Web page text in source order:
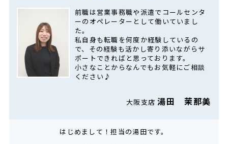
前職は営業事務職や派遣でコールセンタ
ーのオペレーターとして働いていまし
た。
私自身も転職を何度か経験しているの
で、その経験も活かし寄り添いながらサ
ポートできればと思っております。
小さなことからなんでもお気軽にご相談
ください♪
大阪支店湯田 茉那美
はじめまして！担当の湯田です。